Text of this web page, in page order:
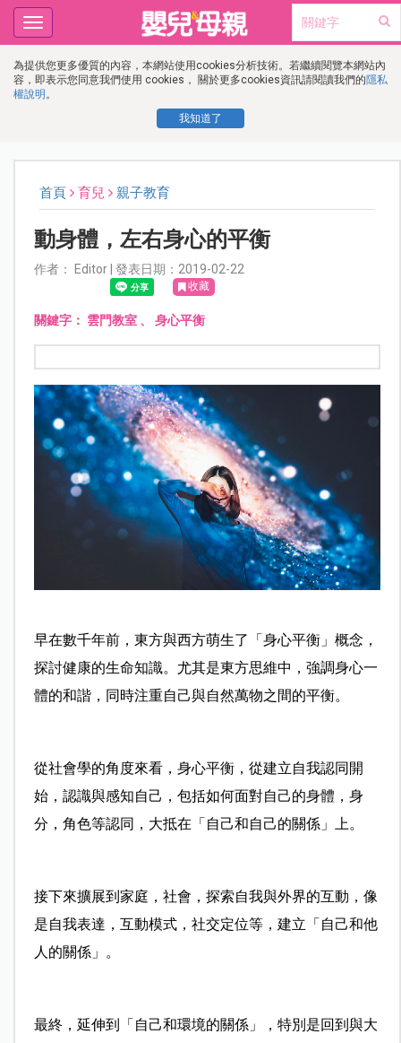
為提供您更多優質的內容，本網站使用cookies分析技術。若繼續閱覽本網站內
容，即表示您同意我們使用 cookies， 關於更多cookies資訊請閱讀我們的隱私
權說明 。
我知道了
Toggle
navigation
首頁 育兒 親子教育
動身體，左右身心的平衡
作者： Editor | 發表日期：2019-02-22
收藏
關鍵字： 雲門教室、 身心平衡
早在數千年前，東方與西方萌生了「身心平衡」概念，
探討健康的生命知識。尤其是東方思維中，強調身心一
體的和諧，同時注重自己與自然萬物之間的平衡。
從社會學的角度來看，身心平衡，從建立自我認同開
始，認識與感知自己，包括如何面對自己的身體，身
分，角色等認同，大抵在「自己和自己的關係」上。
接下來擴展到家庭，社會，探索自我與外界的互動，像
是自我表達，互動模式，社交定位等，建立「自己和他
人的關係」。
最終，延伸到「自己和環境的關係」，特別是回到與大